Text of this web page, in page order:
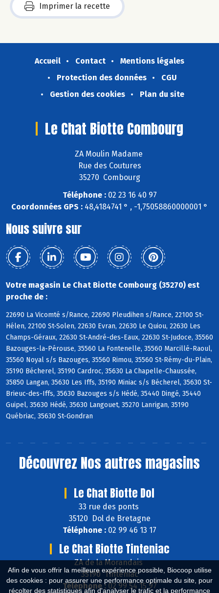
Afin de vous offrir la meilleure expérience possible, Biocoop utilise
des cookies : pour assurer une performance optimale du site, pour
récolter des statistiques afin d'analyser le trafic et la performance
Imprimer la recette
Accueil Contact
Mentions légales
Protection des données
CGU
Gestion des cookies
Plan du site
Le Chat Biotte Combourg
ZA Moulin Madame
Rue des Coutures
35270 Combourg
Téléphone :02 23 16 40 97
Coordonnées GPS : 48,4184741 ° , -1,75058860000001 °
Nous suivre sur
Votre magasin Le Chat Biotte Combourg (35270) est
proche de :
22690 La Vicomté s/Rance, 22690 Pleudihen s/Rance, 22100 St-
Hélen, 22100 St-Solen, 22630 Evran, 22630 Le Quiou, 22630 Les
Champs-Géraux, 22630 St-André-des-Eaux, 22630 St-Judoce, 35560
Bazouges-la-Pérouse, 35560 La Fontenelle, 35560 Marcillé-Raoul,
35560 Noyal s/s Bazouges, 35560 Rimou, 35560 St-Rémy-du-Plain,
35190 Bécherel, 35190 Cardroc, 35630 La Chapelle-Chaussée,
35850 Langan, 35630 Les Iffs, 35190 Miniac s/s Bécherel, 35630 St-
Brieuc-des-Iffs, 35630 Bazouges s/s Hédé, 35440 Dingé, 35440
Guipel, 35630 Hédé, 35630 Langouet, 35270 Lanrigan, 35190
Québriac, 35630 St-Gondran
Découvrez Nos autres magasins
Le Chat Biotte Dol
33 rue des ponts
35120 Dol de Bretagne
Téléphone : 02 99 46 13 17
Le Chat Biotte Tinteniac
ZA de la Morandais
35190 Tinténiac
Téléphone :02 99 54 15 97